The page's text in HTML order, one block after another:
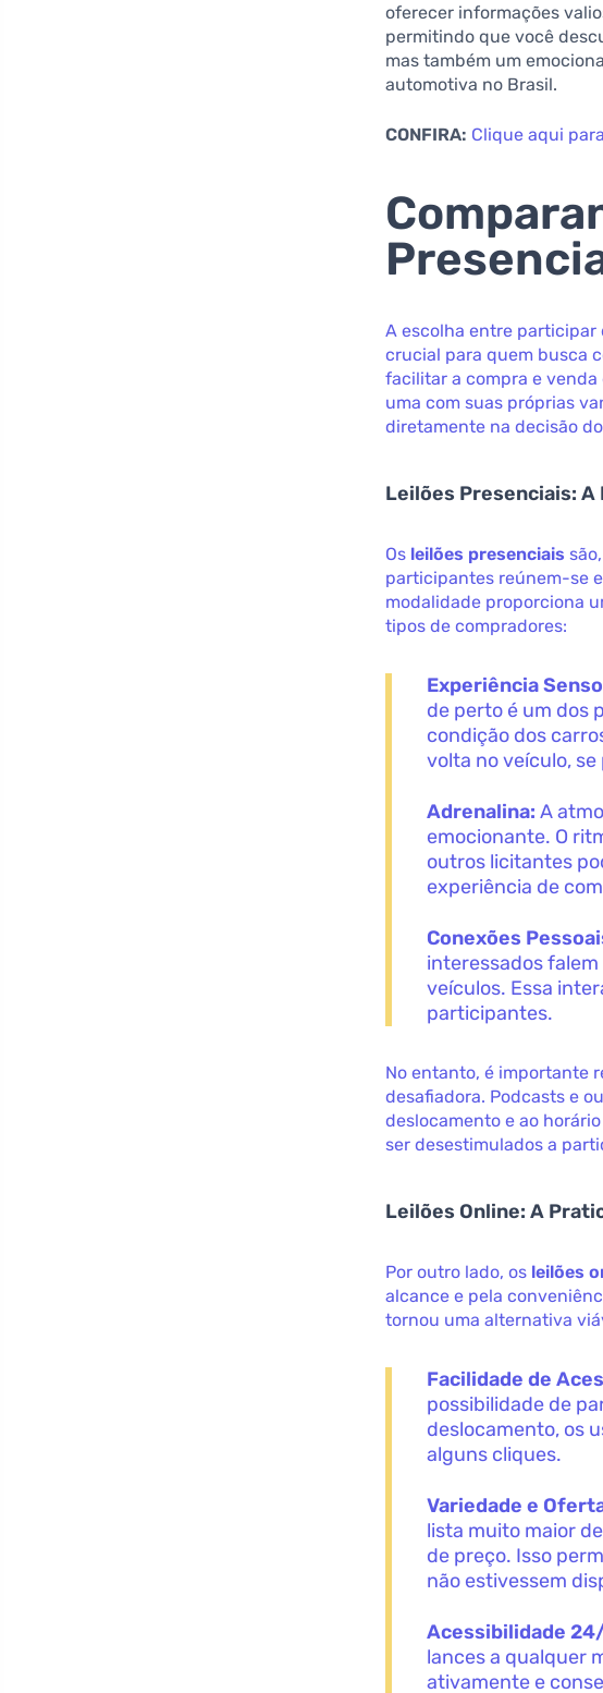
oferecer informações
permitindo que você
mas também um
automotiva no Brasil.
CONFIRA: Clique aqui
A escolha entre participar
crucial para quem busca
facilitar a compra e
uma com suas próprias
diretamente na decisão
Leilões Presenciais: A
Os leilões presenciais
participantes reúnem-se
modalidade proporciona
tipos de compradores:
Experiência
de perto é um dos
condição dos
volta no veículo,
Adrenalina: A
emocionante. O
outros licitantes
experiência de
Conexões
interessados
veículos. Essa
participantes.
No entanto, é importante
desafiadora. Podcasts e
deslocamento e ao
ser desestimulados a
Leilões Online: A
Por outro lado, os leilões
alcance e pela
tornou uma alternativa
Facilidade de
possibilidade de
deslocamento, os
alguns cliques.
Variedade e
lista muito maior
de preço. Isso
não estivessem
Acessibilidade
lances a qualquer
ativamente e